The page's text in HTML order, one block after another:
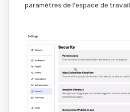
paramètres de l'espace de travail.